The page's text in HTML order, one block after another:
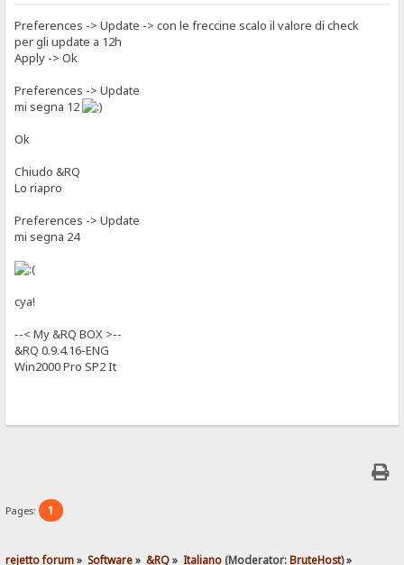
Preferences -> Update -> con le freccine scalo il valore di check
per gli update a 12h
Apply -> Ok
Preferences -> Update
mi segna 12
Ok
Chiudo &RQ
Lo riapro
Preferences -> Update
mi segna 24
cya!
--< My &RQ BOX >--
&RQ 0.9.4.16-ENG
Win2000 Pro SP2 It
Pages: 1
rejetto forum» Software» &RQ» Italiano (Moderator:BruteHost) »